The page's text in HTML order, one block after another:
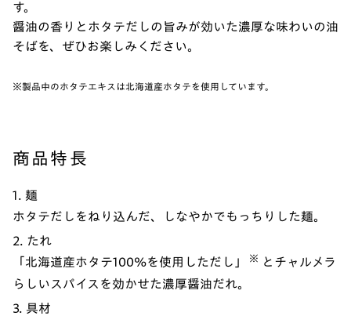
す。
醤油の香りとホタテだしの旨みが効いた濃厚な味わいの油
そばを、ぜひお楽しみください。
※製品中のホタテエキスは北海道産ホタテを使用しています。
商品特長
1. 麺
ホタテだしをねり込んだ、しなやかでもっちりした麺。
2. たれ
「北海道産ホタテ100%を使用しただし」
※
とチャルメラ
らしいスパイスを効かせた濃厚醤油だれ。
3. 具材